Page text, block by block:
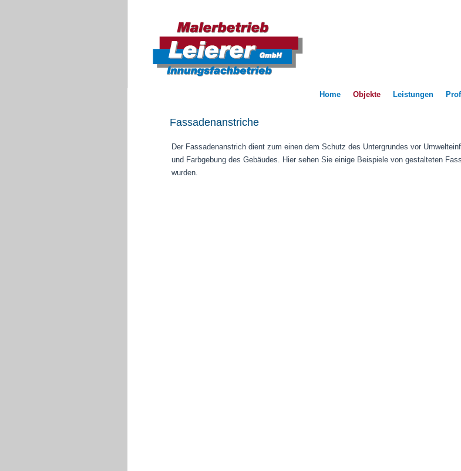
Home Objekte Leistungen
Fassadenanstriche
Der Fassadenanstrich dient zum einen dem Schutz des Untergrundes vor
und Farbgebung des Gebäudes. Hier sehen Sie einige Beispiele von gestalteten
wurden.